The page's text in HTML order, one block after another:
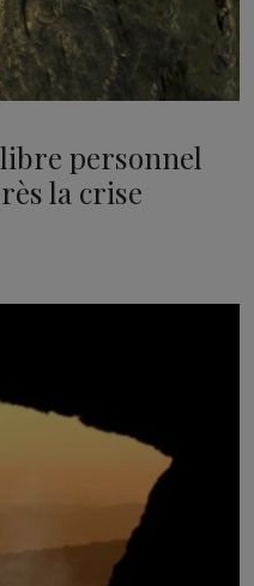
personnel
la crise